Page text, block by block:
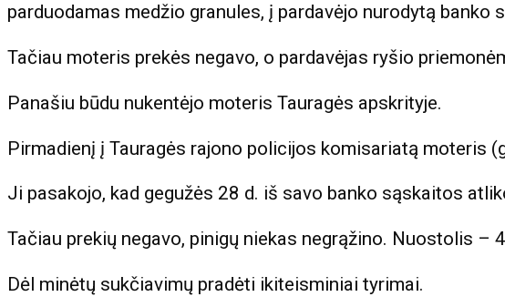
parduodamas medžio granules, į pardavėjo nurodytą banko
Tačiau moteris prekės negavo, o pardavėjas ryšio
Panašiu būdu nukentėjo moteris Tauragės apskrityje.
Pirmadienį į Tauragės rajono policijos komisariatą moteris
Ji pasakojo, kad gegužės 28 d. iš savo banko sąskaitos
Tačiau prekių negavo, pinigų niekas negrąžino. Nuostolis –
Dėl minėtų sukčiavimų pradėti ikiteisminiai tyrimai.